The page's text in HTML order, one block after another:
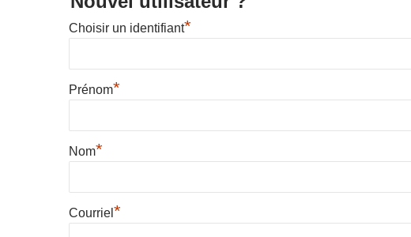
Choisir un identifiant*
Prénom*
Nom*
Courriel *